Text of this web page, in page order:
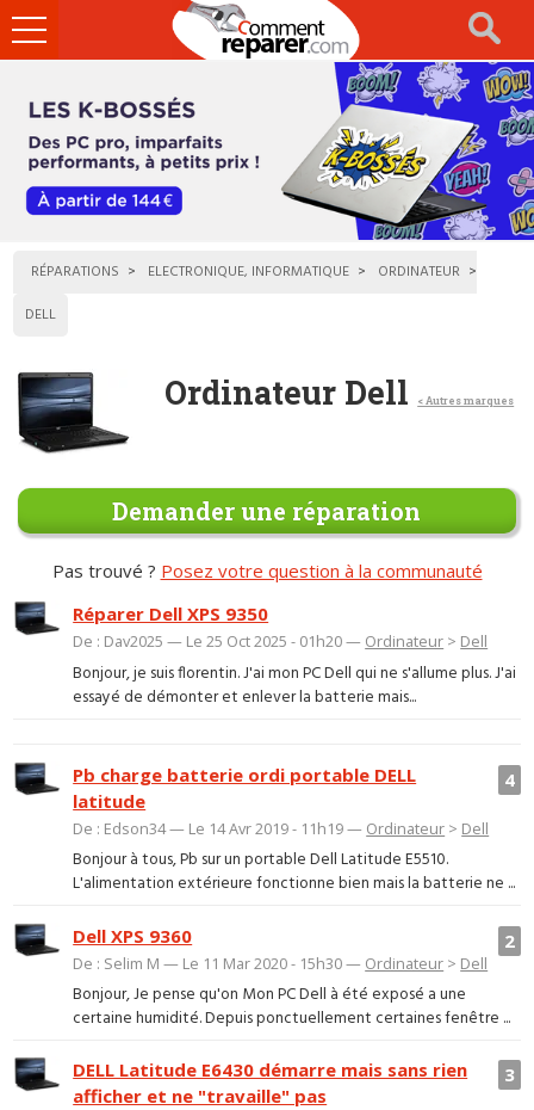
Ouvrir
le
RÉPARATIONS ELECTRONIQUE, INFORMATIQUE
ORDINATEUR
DELL
Ordinateur Dell < Autres marques
Demander une réparation
Pas trouvé ? Posez votre question à la communauté
Réparer Dell XPS 9350
De : Dav2025 — Le 25 Oct 2025 - 01h20 — Ordinateur > Dell
Bonjour, je suis florentin. J'ai mon PC Dell qui ne s'allume plus. J'ai
essayé de démonter et enlever la batterie mais...
4
Pb charge batterie ordi portable DELL
latitude
De : Edson34 — Le 14 Avr 2019 - 11h19 — Ordinateur > Dell
Bonjour à tous, Pb sur un portable Dell Latitude E5510.
L'alimentation extérieure fonctionne bien mais la batterie ne ...
2
Dell XPS 9360
De : Selim M — Le 11 Mar 2020 - 15h30 — Ordinateur > Dell
Bonjour, Je pense qu'on Mon PC Dell à été exposé a une
certaine humidité. Depuis ponctuellement certaines fenêtre ...
3
DELL Latitude E6430 démarre mais sans rien
afficher et ne "travaille" pas